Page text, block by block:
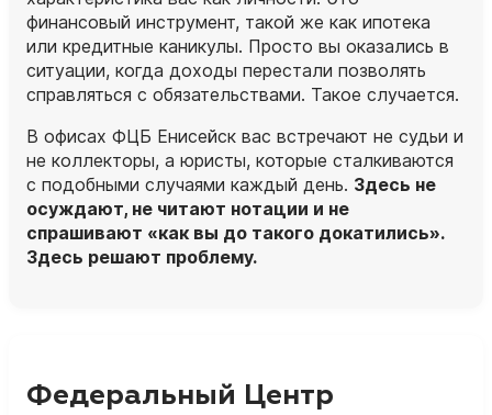
финансовый инструмент, такой же как ипотека
или кредитные каникулы. Просто вы оказались в
ситуации, когда доходы перестали позволять
справляться с обязательствами. Такое случается.
В офисах ФЦБ Енисейск вас встречают не судьи и
не коллекторы, а юристы, которые сталкиваются
с подобными случаями каждый день. Здесь не
осуждают, не читают нотации и не
спрашивают «как вы до такого докатились».
Здесь решают проблему.
Федеральный Центр